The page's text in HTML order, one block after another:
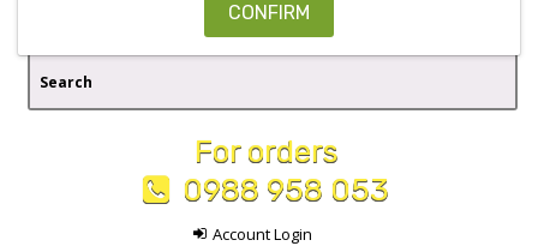
CONFIRM
For orders
0988 958 053
Account Login